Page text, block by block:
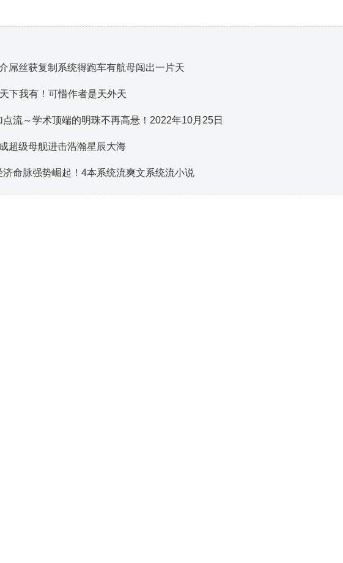
屌丝获复制系统得跑车有航母闯出一片天
下我有！可惜作者是天外天
流～学术顶端的明珠不再高悬！2022年10月25日
超级母舰进击浩瀚星辰大海
命脉强势崛起！4本系统流爽文系统流小说